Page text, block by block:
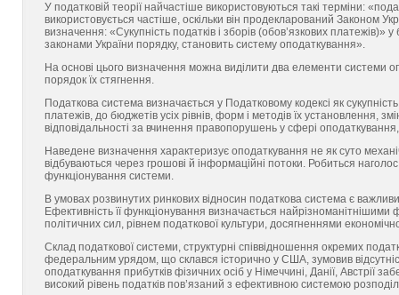
У податковій теорії найчастіше використовуються такі терміни:
використовується частіше, оскільки він продекларований Законом
визначення: «Сукупність податків і зборів (обо­в’язкових
законами України порядку, становить систему оподаткування».
На основі цього визначення можна виділити два елементи системи
порядок їх стягнення.
Податкова система визначається у Податковому кодексі як
платежів, до бюджетів усіх рівнів, форм і методів їх установлення,
відповідальності за вчинення правопорушень у сфері
Наведене визначення характеризує оподаткування не як суто
відбуваються через грошові й інформаційні потоки. Робиться
функціонування системи.
В умовах розвинутих ринкових відносин податкова система є
Ефективність її функціонування визначається
політичних сил, рівнем податкової культури, досягненнями
Склад податкової системи, структурні співвідношення окремих
федеральним урядом, що склався історично у США, зумовив
оподаткування прибутків фізичних осіб у Німеччині, Данії, Австрії
високий рівень податків пов’язаний з ефективною системою